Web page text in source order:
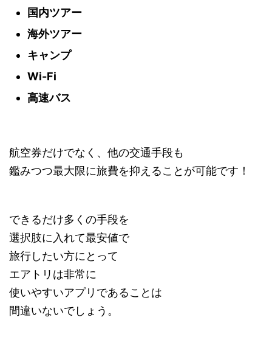
国内ツアー
海外ツアー
キャンプ
Wi-Fi
高速バス
航空券だけでなく、他の交通手段も
鑑みつつ最大限に旅費を抑えることが可能です！
できるだけ多くの手段を
選択肢に入れて最安値で
旅行したい方にとって
エアトリは非常に
使いやすいアプリであることは
間違いないでしょう。